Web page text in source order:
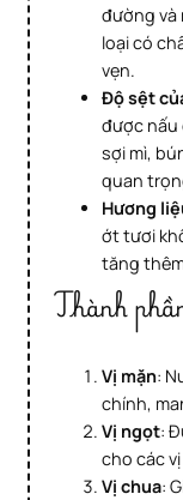
đường
loại có
vẹn.
Độ sệt
được nấu
sợi mì,
quan
Hương
ớt tươi
tăng
Thành
Vị mặn:
chính,
Vị ngọt:
cho các
Vị chua: